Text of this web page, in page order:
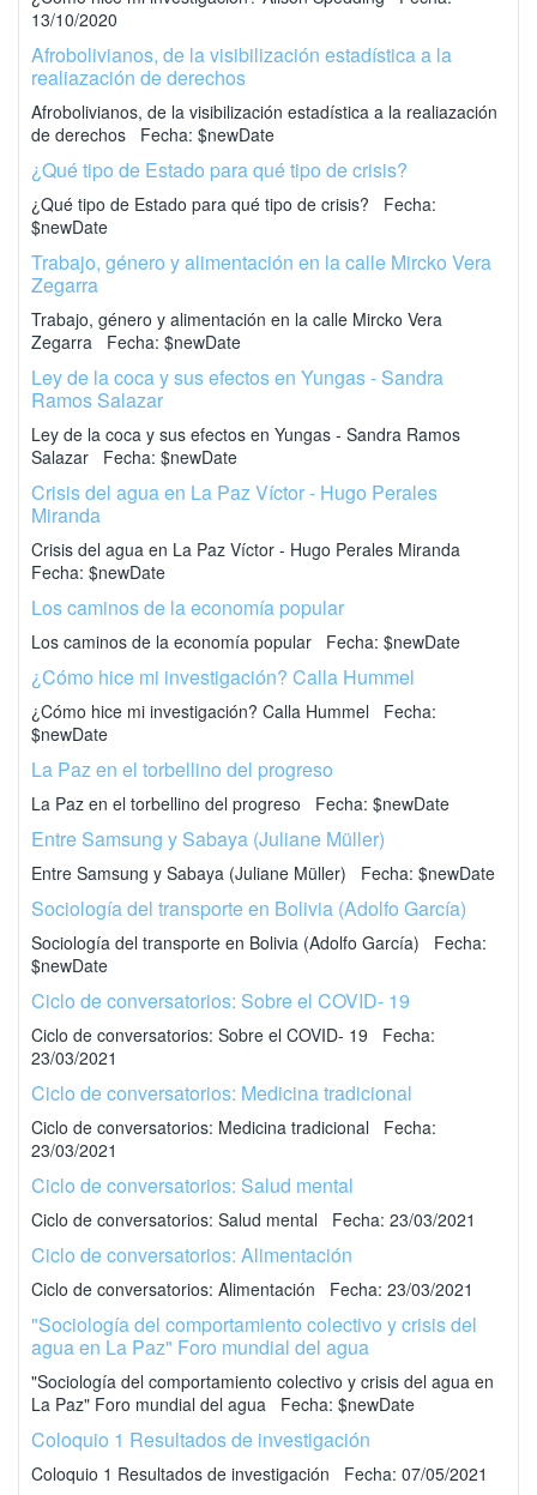
13/10/2020
Afrobolivianos, de la visibilización estadística a la
realiazación de derechos
Afrobolivianos, de la visibilización estadística a la realiazación
de derechos Fecha: $newDate
¿Qué tipo de Estado para qué tipo de crisis?
¿Qué tipo de Estado para qué tipo de crisis? Fecha:
$newDate
Trabajo, género y alimentación en la calle Mircko Vera
Zegarra
Trabajo, género y alimentación en la calle Mircko Vera
Zegarra Fecha: $newDate
Ley de la coca y sus efectos en Yungas - Sandra
Ramos Salazar
Ley de la coca y sus efectos en Yungas - Sandra Ramos
Salazar Fecha: $newDate
Crisis del agua en La Paz Víctor - Hugo Perales
Miranda
Crisis del agua en La Paz Víctor - Hugo Perales Miranda
Fecha: $newDate
Los caminos de la economía popular
Los caminos de la economía popular Fecha: $newDate
¿Cómo hice mi investigación? Calla Hummel
¿Cómo hice mi investigación? Calla Hummel Fecha:
$newDate
La Paz en el torbellino del progreso
La Paz en el torbellino del progreso Fecha: $newDate
Entre Samsung y Sabaya (Juliane Müller)
Entre Samsung y Sabaya (Juliane Müller) Fecha: $newDate
Sociología del transporte en Bolivia (Adolfo García)
Sociología del transporte en Bolivia (Adolfo García) Fecha:
$newDate
Ciclo de conversatorios: Sobre el COVID- 19
Ciclo de conversatorios: Sobre el COVID- 19 Fecha:
23/03/2021
Ciclo de conversatorios: Medicina tradicional
Ciclo de conversatorios: Medicina tradicional Fecha:
23/03/2021
Ciclo de conversatorios: Salud mental
Ciclo de conversatorios: Salud mental Fecha: 23/03/2021
Ciclo de conversatorios: Alimentación
Ciclo de conversatorios: Alimentación Fecha: 23/03/2021
"Sociología del comportamiento colectivo y crisis del
agua en La Paz" Foro mundial del agua
"Sociología del comportamiento colectivo y crisis del agua en
La Paz" Foro mundial del agua Fecha: $newDate
Coloquio 1 Resultados de investigación
Coloquio 1 Resultados de investigación Fecha: 07/05/2021